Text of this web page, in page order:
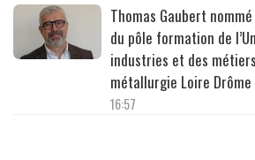
Thomas Gaubert
du pôle formation de
industries et des
métallurgie Loire Drôme
16:57